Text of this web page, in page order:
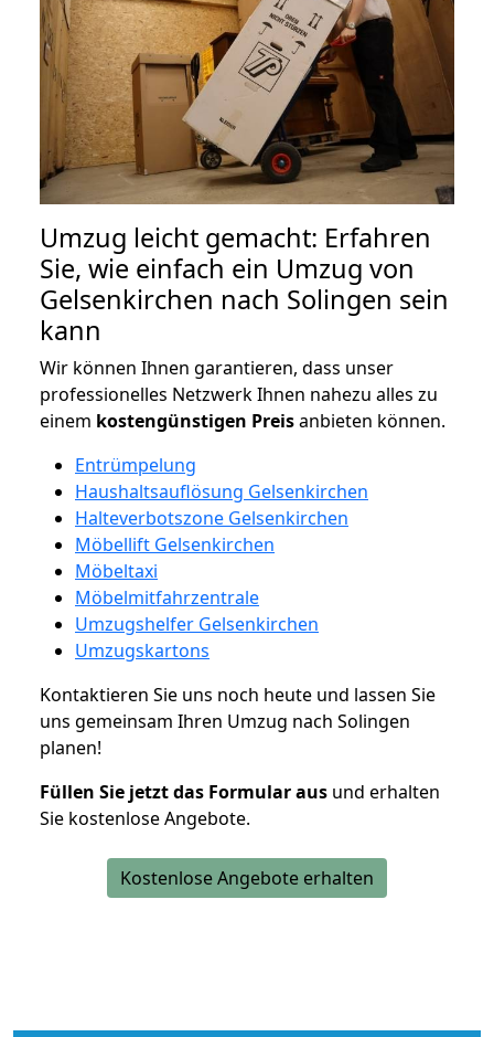
Umzug leicht gemacht: Erfahren
Sie, wie einfach ein Umzug von
Gelsenkirchen nach Solingen sein
kann
Wir können Ihnen garantieren, dass unser
professionelles Netzwerk Ihnen nahezu alles zu
einem kostengünstigen Preisanbieten können.
Entrümpelung
Haushaltsauflösung Gelsenkirchen
Halteverbotszone Gelsenkirchen
Möbellift Gelsenkirchen
Möbeltaxi
Möbelmitfahrzentrale
Umzugshelfer Gelsenkirchen
Umzugskartons
Kontaktieren Sie uns noch heute und lassen Sie
uns gemeinsam Ihren Umzug nach Solingen
planen!
Füllen Sie jetzt das Formular aus und erhalten
Sie kostenlose Angebote.
Kostenlose Angebote erhalten